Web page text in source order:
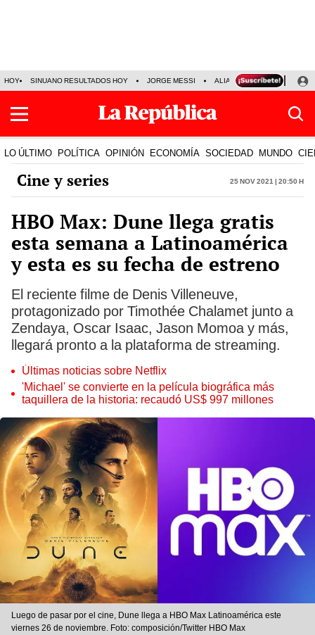
HOY SINUANO RESULTADOS HOY JORGE MESSI ALIANZA LIMA VS SPORT
LO ÚLTIMO POLÍTICA OPINIÓN ECONOMÍA SOCIEDAD MUNDO
Cine y series 25 Nov 2021 | 20:50 h
HBO Max: Dune llega gratis
esta semana a Latinoamérica
y esta es su fecha de estreno
El reciente filme de Denis Villeneuve,
protagonizado por Timothée Chalamet junto a
Zendaya, Oscar Isaac, Jason Momoa y más,
llegará pronto a la plataforma de streaming.
Últimas noticias sobre Netflix
'Michael' se convierte en la película biográfica más
taquillera de la historia: recaudó US$ 997 millones
Luego de pasar por el cine, Dune llega a HBO Max Latinoamérica este
viernes 26 de noviembre. Foto: composición/Twitter HBO Max